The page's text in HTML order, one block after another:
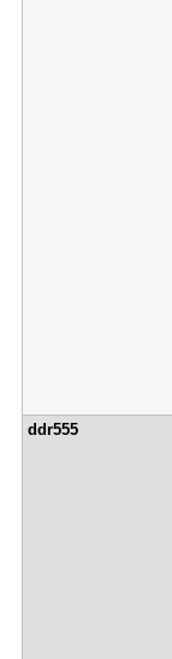
ddr555